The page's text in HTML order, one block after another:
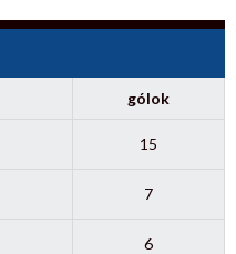
gólok
15
7
6